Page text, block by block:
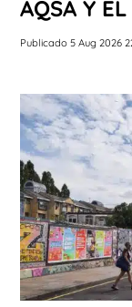
AQSA Y
Publicado 5 Aug 2026